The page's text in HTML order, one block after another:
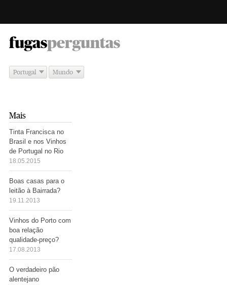
fugas -
perguntas
Portugal Mundo
Mais
Tinta Francisca no
Brasil e nos Vinhos
de Portugal no Rio
18.05.2015
Boas casas para o
leitão à Bairrada?
19.11.2013
Vinhos do Porto com
boa relação
qualidade-preço?
17.08.2013
O verdadeiro pão
alentejano